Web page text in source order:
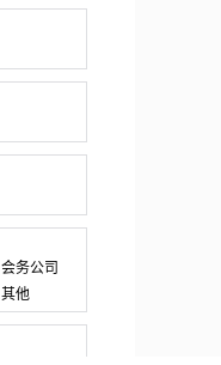
会务公司
其他